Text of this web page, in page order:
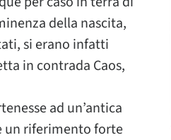
della nascita,
si erano infatti
in contrada Caos,
ad un’antica
un riferimento forte